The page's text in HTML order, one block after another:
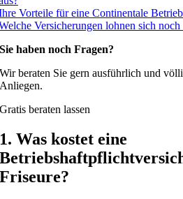
Vorteile für eine Continentale
Versicherungen lohnen sich
Sie haben noch Fragen?
Wir beraten Sie gern ausführlich und
Anliegen.
Gratis beraten lassen
1. Was kostet eine
Friseure?